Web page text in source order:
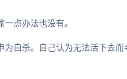
点办法也没有。
为自杀。自己认为无法活下去而